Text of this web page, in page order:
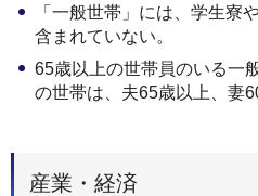
「一般世帯」には、学生寮
含まれていない。
65歳以上の世帯員のいる一
の世帯は、夫65歳以上、妻
産業・経済